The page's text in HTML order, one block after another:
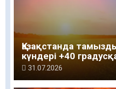
Қазақстанда
күндері +40
ыстық сақталады
31.07.2026